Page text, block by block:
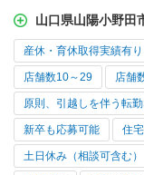
山口県山陽小野田
産休・育休取得実績有り
店舗数10～29 店舗
原則、引越しを伴う転勤
新卒も応募可能 住
土日休み（相談可含む）